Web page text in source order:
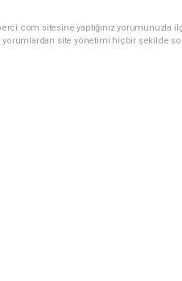
sitesine yaptığınız yorumunuzla
yorumlardan site yönetimi hiçbir şekilde